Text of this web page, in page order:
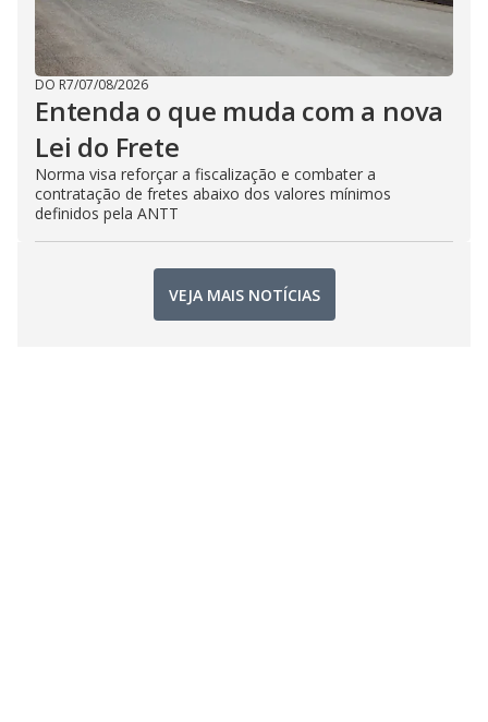
DO R7/07/08/2026
Entenda o que muda com a nova
Lei do Frete
Norma visa reforçar a fiscalização e combater a
contratação de fretes abaixo dos valores mínimos
definidos pela ANTT
VEJA MAIS NOTÍCIAS